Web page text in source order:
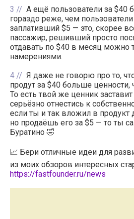
3
А ещё пользователи за $40
гораздо реже, чем
заплативший $5 — это, скорее
пассажир, решивший просто
отдавать по $40 в месяц можно
намерениями.
4
Я даже не говорю про то,
продут за $40 больше ценности,
То есть твой же ценник
серьёзно отнестись к
если ты и так вложил в продукт
но продаёшь его за $5 — то ты
Буратино 🤣
📈 Бери отличные идеи для
из моих обзоров интересных
https://fastfounder.ru/news